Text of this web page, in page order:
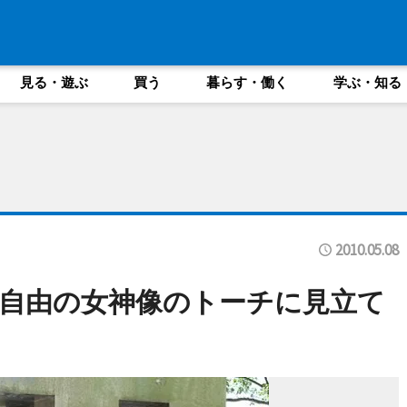
見る・遊ぶ 買う 暮らす・働く 学ぶ・知る
2010.05.08
由の女神像のトーチに見立て